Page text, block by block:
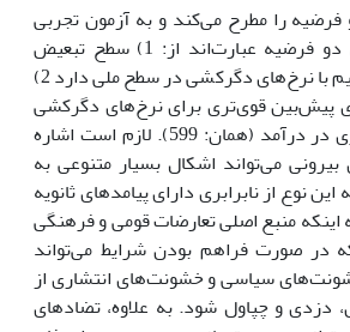
را مطرح می‌کند و به آزمون تجربی
آن‌ها می‌پردازد. این دو فرضیه عبارت‌اند از: 1) سطح تبعیض
اقتصادی رابطة مستقیم با نرخ‌های دگرکشی در سطح ملی دارد 2)
پیش‌بین قوی‌تری برای نرخ‌های دگرکشی
(قتل) است تا نابرابری در درآمد (همان: 599). لازم است اشاره
می‌تواند اشکال بسیار متنوعی به
نوع از نابرابری دارای پیامدهای ثانویه
منبع اصلی تعارضات قومی و فرهنگی
در صورت فراهم بودن شرایط می‌تواند
سیاسی و خشونت‌های انتشاری از
دزدی و چپاول شود. به علاوه، تضادهای